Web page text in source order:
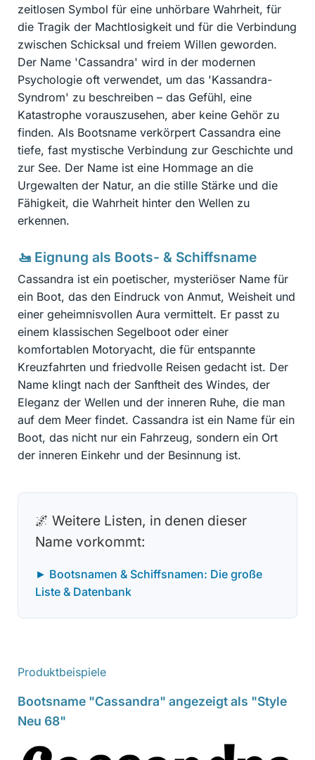
zeitlosen Symbol für eine unhörbare Wahrheit, für
die Tragik der Machtlosigkeit und für die Verbindung
zwischen Schicksal und freiem Willen geworden.
Der Name 'Cassandra' wird in der modernen
Psychologie oft verwendet, um das 'Kassandra-
Syndrom' zu beschreiben – das Gefühl, eine
Katastrophe vorauszusehen, aber keine Gehör zu
finden. Als Bootsname verkörpert Cassandra eine
tiefe, fast mystische Verbindung zur Geschichte und
zur See. Der Name ist eine Hommage an die
Urgewalten der Natur, an die stille Stärke und die
Fähigkeit, die Wahrheit hinter den Wellen zu
erkennen.
🚤 Eignung als Boots- & Schiffsname
Cassandra ist ein poetischer, mysteriöser Name für
ein Boot, das den Eindruck von Anmut, Weisheit und
einer geheimnisvollen Aura vermittelt. Er passt zu
einem klassischen Segelboot oder einer
komfortablen Motoryacht, die für entspannte
Kreuzfahrten und friedvolle Reisen gedacht ist. Der
Name klingt nach der Sanftheit des Windes, der
Eleganz der Wellen und der inneren Ruhe, die man
auf dem Meer findet. Cassandra ist ein Name für ein
Boot, das nicht nur ein Fahrzeug, sondern ein Ort
der inneren Einkehr und der Besinnung ist.
🌌 Weitere Listen, in denen dieser
Name vorkommt:
► Bootsnamen & Schiffsnamen: Die große
Liste & Datenbank
Produktbeispiele
Bootsname "Cassandra" angezeigt als "Style
Neu 68"